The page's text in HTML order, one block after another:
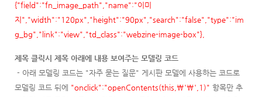
{"field":"fn_image_path","name":"이미
지","width":"120px","height":"90px","search":"false","type":"im
g_bg","link":"view","td_class":"webzine-image-box"},
제목 클릭시 제목 아래에 내용 보여주는 모델링 코드
- 아래 모델링 코드는 "자주 묻는 질문" 게시판 모델에 사용하는 코드로
모델링 코드 뒤에 "onclick":"openContents(this,\'\',1 )" 항목만 추